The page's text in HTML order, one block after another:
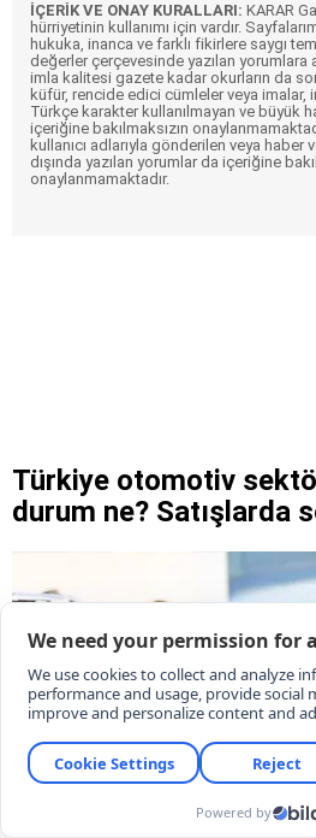
İÇERİK VE ONAY KURALLARI: KARAR
hürriyetinin kullanımı için vardır.
hukuka, inanca ve farklı fikirlere saygı
değerler çerçevesinde yazılan yorumlara
imla kalitesi gazete kadar okurların da
küfür, rencide edici cümleler veya imalar,
Türkçe karakter kullanılmayan ve büyük
içeriğine bakılmaksızın
kullanıcı adlarıyla gönderilen veya haber
dışında yazılan yorumlar da içeriğine
onaylanmamaktadır.
Türkiye otomotiv
durum ne? Satışlarda